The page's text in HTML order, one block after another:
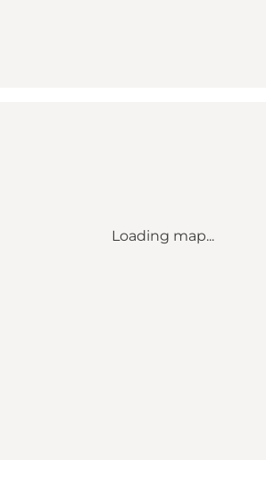
Loading map...